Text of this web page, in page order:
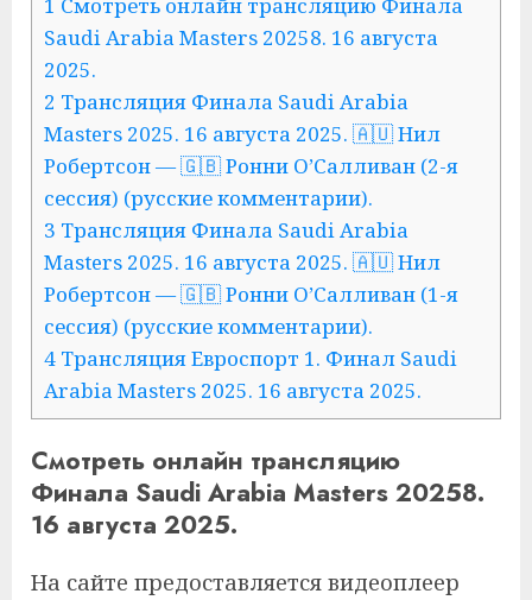
Saudi Arabia Masters 20258. 16 августа
2025.
2 Трансляция Финала Saudi Arabia
Masters 2025. 16 августа 2025. 🇦🇺 Нил
Робертсон — 🇬🇧 Ронни О’Салливан (2-я
сессия) (русские комментарии).
3 Трансляция Финала Saudi Arabia
Masters 2025. 16 августа 2025. 🇦🇺 Нил
Робертсон — 🇬🇧 Ронни О’Салливан (1-я
сессия) (русские комментарии).
4 Трансляция Евроспорт 1. Финал Saudi
Arabia Masters 2025. 16 августа 2025.
Смотреть онлайн трансляцию
Финала Saudi Arabia Masters 20258.
16 августа 2025.
На сайте предоставляется видеоплеер